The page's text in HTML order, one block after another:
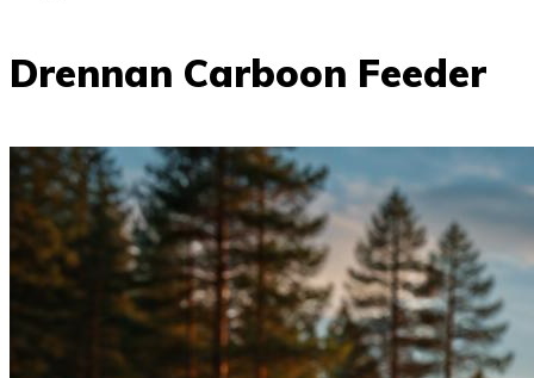
Drennan Carboon Feeder